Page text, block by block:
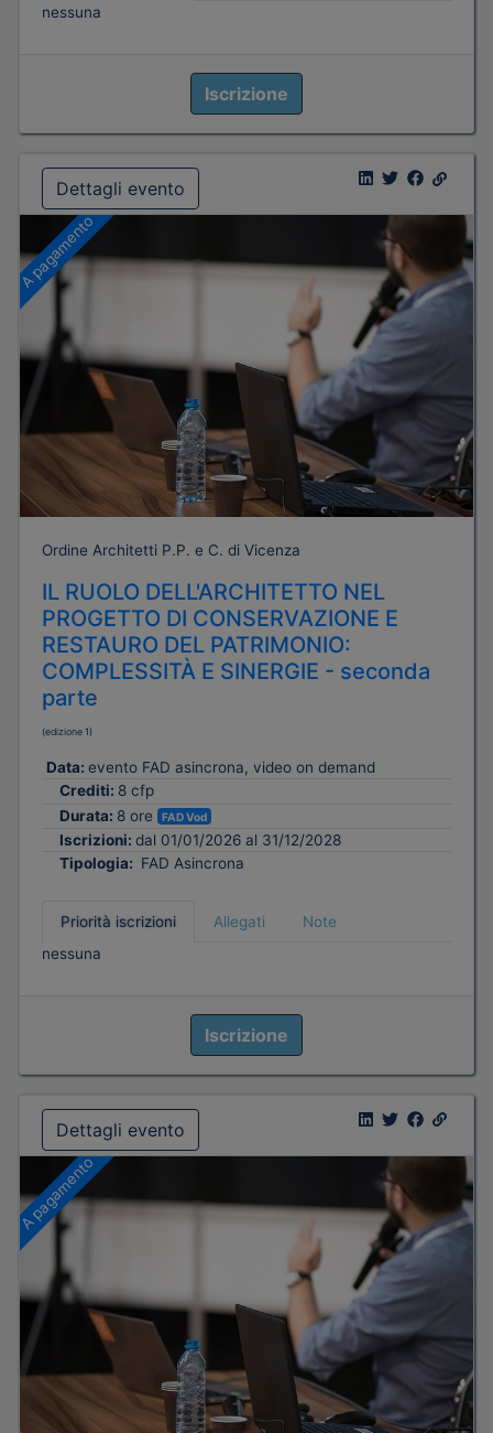
nessuna
Iscrizione
Dettagli evento
A pagamento
Ordine Architetti P.P. e C. di Vicenza
IL RUOLO DELL'ARCHITETTO NEL
PROGETTO DI CONSERVAZIONE E
RESTAURO DEL PATRIMONIO:
COMPLESSITÀ E SINERGIE - seconda
parte
(edizione 1)
Data: evento FAD asincrona, video on demand
Crediti: 8 cfp
Durata: 8 ore FAD Vod
Iscrizioni: dal 01/01/2026 al 31/12/2028
Tipologia: FAD Asincrona
Priorità iscrizioni Allegati
Note
nessuna
Iscrizione
Dettagli evento
A pagamento